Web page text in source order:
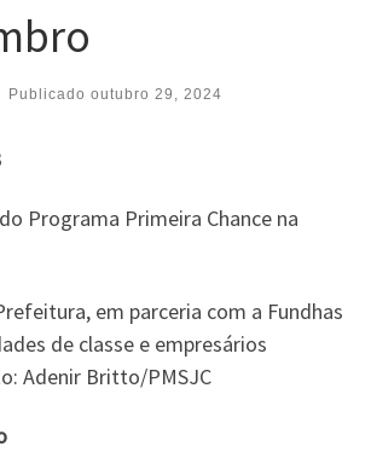
Publicado outubro 29, 2024
em parceria com a Fundhas
de classe e empresários
Adenir Britto/PMSJC